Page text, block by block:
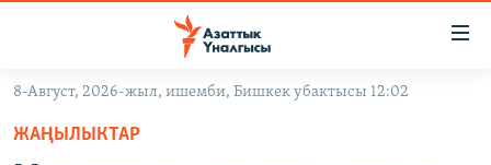
Навигацияга
өтүңүз
Издөөгө
8-Август, 2026-жыл, ишемби, Бишкек убактысы 12:02
ЖАҢЫЛЫКТАР